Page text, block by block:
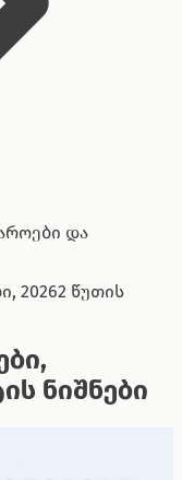
და
20262 წუთის
ნიშნები